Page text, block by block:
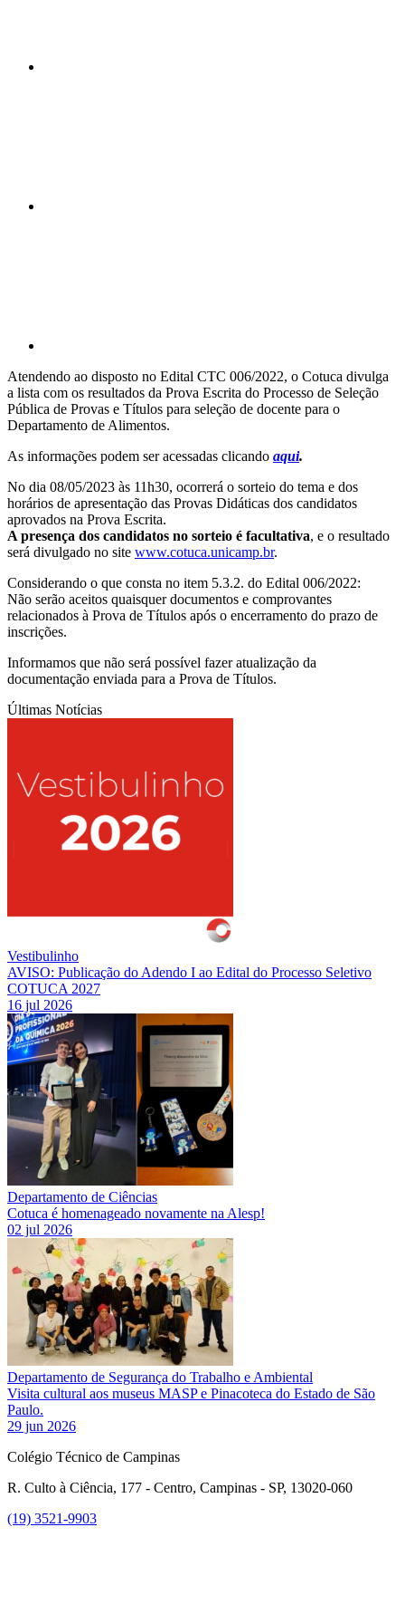
Atendendo ao disposto no Edital CTC 006/2022, o Cotuca divulga
a lista com os resultados da Prova Escrita do Processo de Seleção
Pública de Provas e Títulos para seleção de docente para o
Departamento de Alimentos.
As informações podem ser acessadas clicando aqui.
No dia 08/05/2023 às 11h30, ocorrerá o sorteio do tema e dos
horários de apresentação das Provas Didáticas dos candidatos
aprovados na Prova Escrita.
A presença dos candidatos no sorteio é facultativa, e o resultado
será divulgado no site www.cotuca.unicamp.br.
Considerando o que consta no item 5.3.2. do Edital 006/2022:
Não serão aceitos quaisquer documentos e comprovantes
relacionados à Prova de Títulos após o encerramento do prazo de
inscrições.
Informamos que não será possível fazer atualização da
documentação enviada para a Prova de Títulos.
Últimas Notícias
Vestibulinho
AVISO: Publicação do Adendo I ao Edital do Processo Seletivo
COTUCA 2027
16 jul 2026
Departamento de Ciências
Cotuca é homenageado novamente na Alesp!
02 jul 2026
Departamento de Segurança do Trabalho e Ambiental
Visita cultural aos museus MASP e Pinacoteca do Estado de São
Paulo.
29 jun 2026
Colégio Técnico de Campinas
R. Culto à Ciência, 177 - Centro, Campinas - SP, 13020-060
(19) 3521-9903